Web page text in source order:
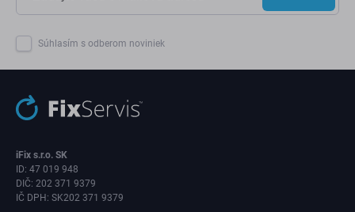
Súhlasím s odberom noviniek
iFix s.r.o. SK
ID: 47 019 948
DIČ: 202 371 9379
IČ DPH: SK202 371 9379